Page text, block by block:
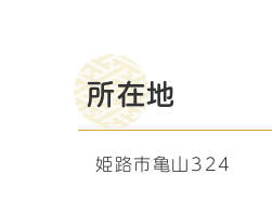
所在地
姫路市亀山324